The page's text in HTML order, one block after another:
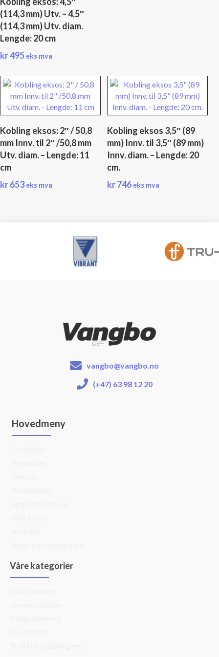
(114,3 mm) Utv. – 4,5″
(114,3 mm) Utv. diam.
Lengde: 20 cm
kr495 eks mva
Kobling eksos: 2″ / 50,8
mm Innv. til 2″ /50,8 mm
Utv. diam. – Lengde: 11
cm
kr653 eks mva
Kobling eksos 3,5″ (89
mm) Innv. til 3,5″ (89 mm)
Innv. diam. – Lengde: 20
cm.
kr746 eks mva
vangbo@vangbo.no
(+47) 63 98 12 20
Hovedmeny
Våre kategorier